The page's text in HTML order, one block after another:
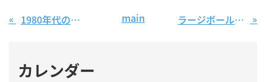
« 1980年代のとある小学生の遊び main ラージボール卓球 ～2025年度ラージボール卓球選手権大会（年齢別シングルス） »
カレンダー